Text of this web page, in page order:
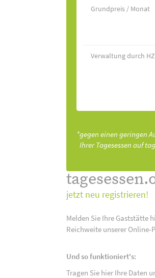
Grundpreis / Monat
Verwaltung durch
*gegen einen geringen
Ihrer Tagesessen auf
jetzt neu registrieren!
Melden Sie Ihre Gaststätte
Reichweite unserer
Und so funktioniert's:
Tragen Sie hier Ihre Daten